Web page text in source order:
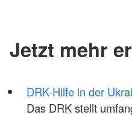
Jetzt mehr
DRK-Hilfe in der
Das DRK stellt